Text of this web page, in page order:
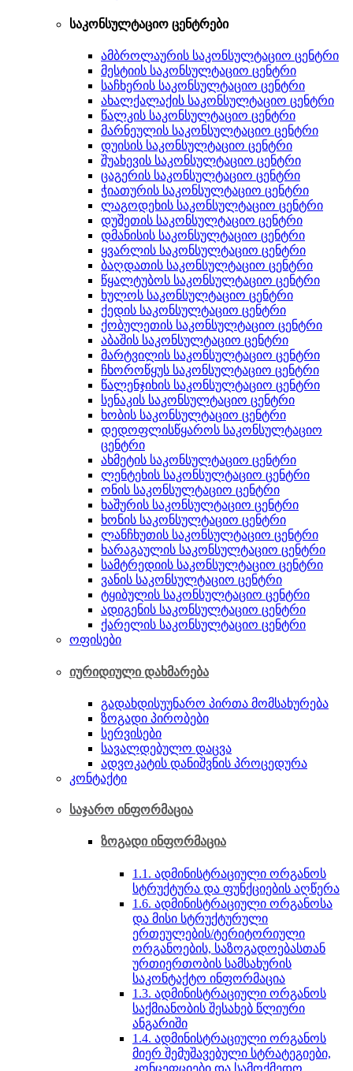
საკონსულტაციო ცენტრები
ამბროლაურის საკონსულტაციო ცენტრი
მესტიის საკონსულტაციო ცენტრი
საჩხერის საკონსულტაციო ცენტრი
ახალქალაქის საკონსულტაციო ცენტრი
წალკის საკონსულტაციო ცენტრი
მარნეულის საკონსულტაციო ცენტრი
დუისის საკონსულტაციო ცენტრი
შუახევის საკონსულტაციო ცენტრი
ცაგერის საკონსულტაციო ცენტრი
ჭიათურის საკონსულტაციო ცენტრი
ლაგოდეხის საკონსულტაციო ცენტრი
დუშეთის საკონსულტაციო ცენტრი
დმანისის საკონსულტაციო ცენტრი
ყვარლის საკონსულტაციო ცენტრი
ბაღდათის საკონსულტაციო ცენტრი
წყალტუბოს საკონსულტაციო ცენტრი
ხულოს საკონსულტაციო ცენტრი
ქედის საკონსულტაციო ცენტრი
ქობულეთის საკონსულტაციო ცენტრი
აბაშის საკონსულტაციო ცენტრი
მარტვილის საკონსულტაციო ცენტრი
ჩხოროწყუს საკონსულტაციო ცენტრი
წალენჯიხის საკონსულტაციო ცენტრი
სენაკის საკონსულტაციო ცენტრი
ხობის საკონსულტაციო ცენტრი
დედოფლისწყაროს საკონსულტაციო
ცენტრი
ახმეტის საკონსულტაციო ცენტრი
ლენტეხის საკონსულტაციო ცენტრი
ონის საკონსულტაციო ცენტრი
ხაშურის საკონსულტაციო ცენტრი
ხონის საკონსულტაციო ცენტრი
ლანჩხუთის საკონსულტაციო ცენტრი
ხარაგაულის საკონსულტაციო ცენტრი
სამტრედიის საკონსულტაციო ცენტრი
ვანის საკონსულტაციო ცენტრი
ტყიბულის საკონსულტაციო ცენტრი
ადიგენის საკონსულტაციო ცენტრი
ქარელის საკონსულტაციო ცენტრი
ოფისები
იურიდიული დახმარება
გადახდისუუნარო პირთა მომსახურება
ზოგადი პირობები
სერვისები
სავალდებულო დაცვა
ადვოკატის დანიშვნის პროცედურა
კონტაქტი
საჯარო ინფორმაცია
ზოგადი ინფორმაცია
1.1. ადმინისტრაციული ორგანოს
სტრუქტურა და ფუნქცი­ების აღწერა
1.6. ადმინისტრაციული ორგანოსა
და მისი სტრუქ­ტუ­რუ­ლი
ერთეულების/ტერიტორიული
ორგანოების, საზოგადოებასთან
ურთიერთობის სამსა­ხუ­რის
საკონტაქტო ინფორმაცია
1.3. ადმინისტრაციული ორგანოს
საქმიანობის შესახებ წლიური
ანგარიში
1.4. ადმინისტრაციული ორგანოს
მიერ შემუშავებული სტრა­ტეგიები,
კონცეფციები და სამოქმედო